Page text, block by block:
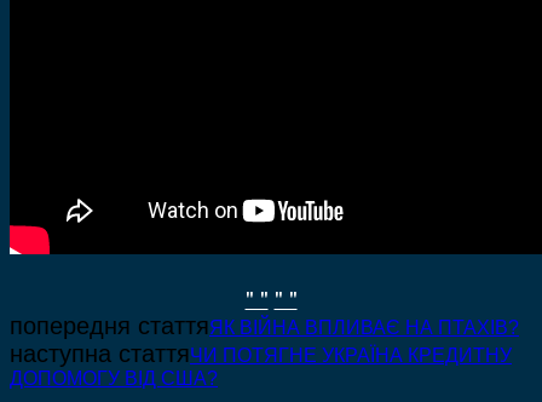
" " " "
попередня статтяЯК ВІЙНА ВПЛИВАЄ НА ПТАХІВ?
наступна статтяЧИ ПОТЯГНЕ УКРАЇНА КРЕДИТНУ
ДОПОМОГУ ВІД США?